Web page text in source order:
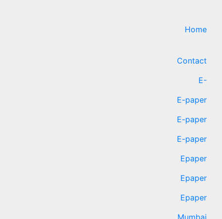
Home
Contact
E-
E-paper
E-paper
E-paper
Epaper
Epaper
Epaper
Mumbai